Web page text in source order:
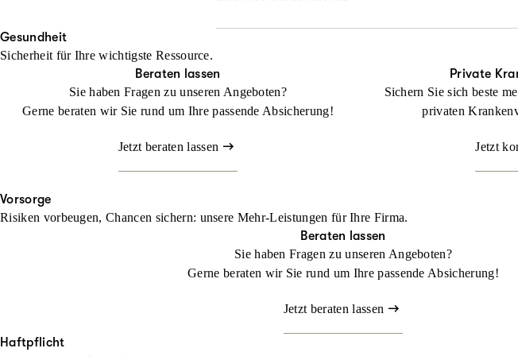
Beraten lassen
Jetzt konfigurieren Beraten lassen
Gesundheit
Sicherheit für Ihre wichtigste Ressource.
Beraten lassen
Sie haben Fragen zu unseren Angeboten?
Gerne beraten wir Sie rund um Ihre passende Absicherung!
Jetzt beraten lassen
Private
Sichern Sie sich beste
privaten
Jetzt
Vorsorge
Risiken vorbeugen, Chancen sichern: unsere Mehr-Leistungen für Ihre Firma.
Beraten lassen
Sie haben Fragen zu unseren Angeboten?
Gerne beraten wir Sie rund um Ihre passende Absicherung!
Jetzt beraten lassen
Haftpflicht